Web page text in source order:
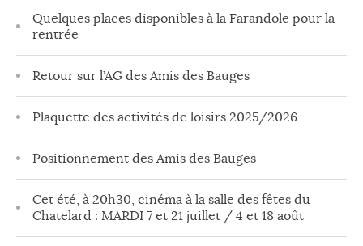
Quelques places disponibles à la Farandole pour la
rentrée
Retour sur l’AG des Amis des Bauges
Plaquette des activités de loisirs 2025/2026
Positionnement des Amis des Bauges
Cet été, à 20h30, cinéma à la salle des fêtes du
Chatelard : MARDI 7 et 21 juillet / 4 et 18 août